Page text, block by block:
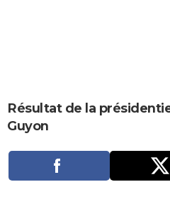
CARTE DE VOEUX
Carte de Noël
Carte Bonne année
Carte Saint-Valentin
Carte Pâques
Carte d'anniversaire
DICTIONNAIRE
Dictionnaire
Biographies
Expressions
Proverbes
PROGRAMME TV
Résultat de la
Guyon